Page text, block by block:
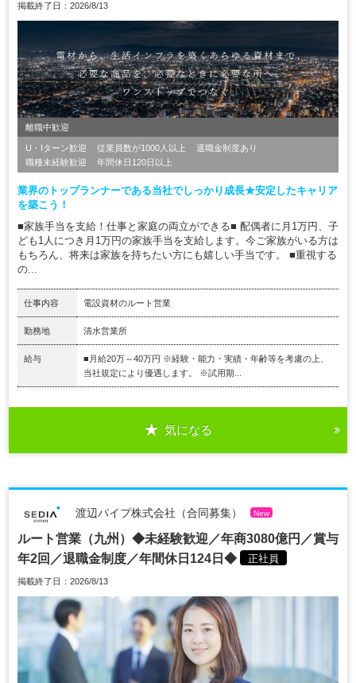
掲載終了日：2026/8/13
離職中歓迎
U・Iターン歓迎 従業員数が1000人以上
退職金制度あり
職種未経験歓迎
年間休日120日以上
業界のトップランナーである当社でしっかり成長★安定したキャリア
を築こう！
■家族手当を支給！仕事と家庭の両立ができる■ 配偶者に月1万円、子
ども1人につき月1万円の家族手当を支給します。今ご家族がいる方は
もちろん、将来は家族を持ちたい方にも嬉しい手当です。 ■重視する
の...
仕事内容 電設資材のルート営業
勤務地 清水営業所
給与
■月給20万～40万円 ※経験・能力・実績・年齢等を考慮の上、
当社規定により優遇します。 ※試用期...
気になる
渡辺パイプ株式会社（合同募集） New
ルート営業（九州）◆未経験歓迎／年商3080億円／賞与
年2回／退職金制度／年間休日124日◆
正社員
掲載終了日：2026/8/13